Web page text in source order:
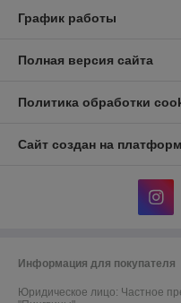
График работы
Полная версия сайта
Политика обработки
Сайт создан на
Информация для покупателя
Юридическое лицо: Частное